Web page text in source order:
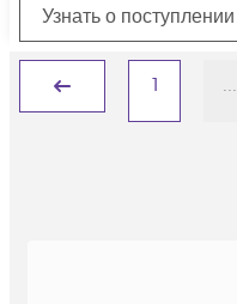
Узнать о поступлении
Назад
1 ...